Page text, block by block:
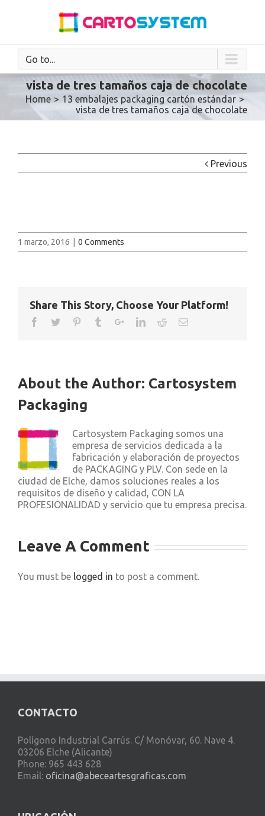
Go to...
vista de tres tamaños caja de chocolate
Home > 13 embalajes packaging cartón estándar >
vista de tres tamaños caja de chocolate
Previous
1 marzo, 2016 0 Comments
Share This Story, Choose Your Platform!
About the Author: Cartosystem
Packaging
Cartosystem Packaging somos una
empresa de servicios dedicada a la
fabricación y elaboración de proyectos
de PACKAGING y PLV. Con sede en la
ciudad de Elche, damos soluciones reales a los
requisitos de diseño y calidad, CON LA
PROFESIONALIDAD y servicio que tu empresa precisa.
Leave A Comment
You must be logged in to post a comment.
CONTACTO
Polígono Industrial Carrús. C/ Monóvar, 60. Nave 4.
03206 Elche (Alicante)
Phone: 965 443 628
Email: oficina@abeceartesgraficas.com